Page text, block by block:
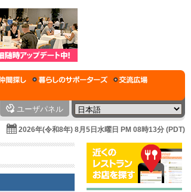
ユーザパネル
2026年(令和8年) 8月5日水曜日 PM 08時13分 (PDT)